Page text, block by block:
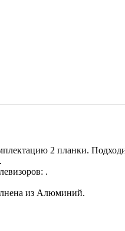
2 планки.
.
из Алюминий.